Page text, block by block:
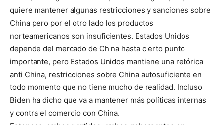
quiere mantener algunas restricciones y sanciones sobre
China pero por el otro lado los productos
norteamericanos son insuficientes. Estados Unidos
depende del mercado de China hasta cierto punto
importante, pero Estados Unidos mantiene una retórica
anti China, restricciones sobre China autosuficiente en
todo momento que no tiene mucho de realidad. Incluso
Biden ha dicho que va a mantener más políticas internas
y contra el comercio con China.